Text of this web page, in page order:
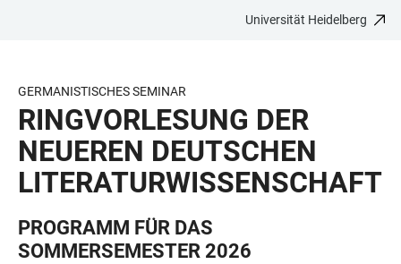
BARRIEREFREIHEIT
Universität Heidelberg
GERMANISTISCHES SEMINAR
RINGVORLESUNG DER
NEUEREN DEUTSCHEN
LITERATURWISSENSCHAFT
PROGRAMM FÜR DAS
SOMMERSEMESTER 2026